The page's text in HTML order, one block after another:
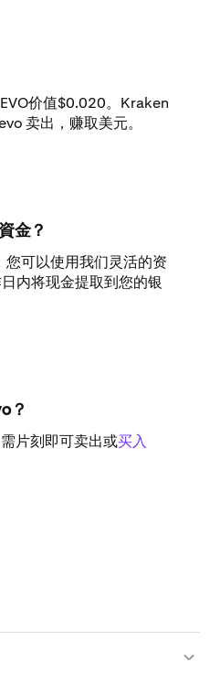
价值$0.020。Kraken
卖出，赚取美元。
金？
您可以使用我们灵活的资
内将现金提取到您的银
？
片刻即可卖出或买入